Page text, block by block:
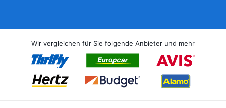
Wir vergleichen für Sie folgende Anbieter und mehr